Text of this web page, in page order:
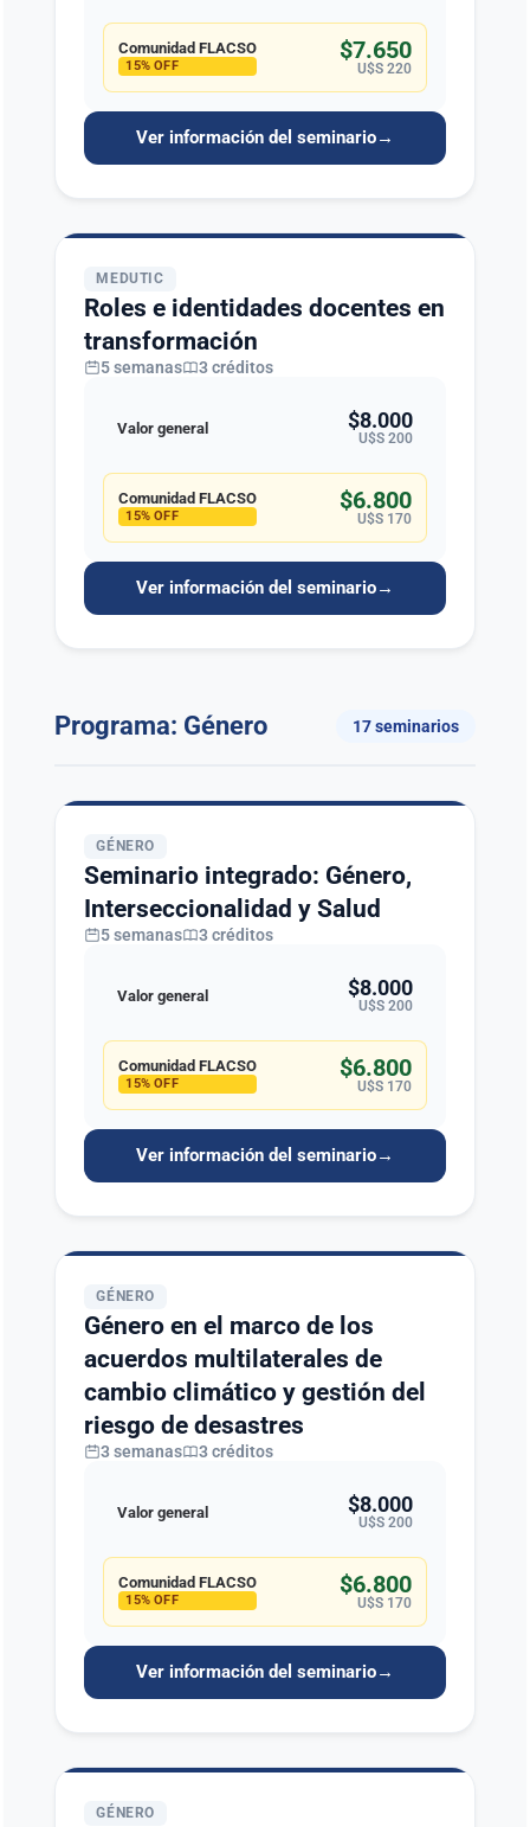
Comunidad FLACSO
15% OFF
$7.650
U$S 220
Ver información del seminario→
MEDUTIC
Roles e identidades docentes en
transformación
5 semanas 3 créditos
Valor general $8.000
U$S 200
Comunidad FLACSO
15% OFF
$6.800
U$S 170
Ver información del seminario→
Programa: Género 17 seminarios
GÉNERO
Seminario integrado: Género,
Interseccionalidad y Salud
5 semanas 3 créditos
Valor general $8.000
U$S 200
Comunidad FLACSO
15% OFF
$6.800
U$S 170
Ver información del seminario→
GÉNERO
Género en el marco de los
acuerdos multilaterales de
cambio climático y gestión del
riesgo de desastres
3 semanas 3 créditos
Valor general $8.000
U$S 200
Comunidad FLACSO
15% OFF
$6.800
U$S 170
Ver información del seminario→
GÉNERO